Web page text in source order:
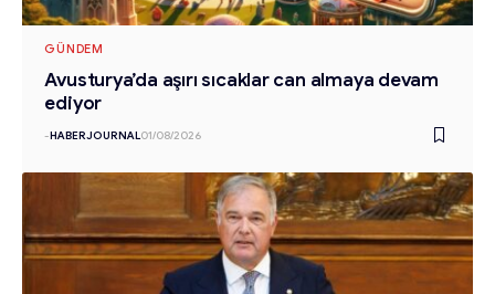
GÜNDEM
Avusturya’da aşırı sıcaklar can almaya devam
ediyor
-HABERJOURNAL01/08/2026